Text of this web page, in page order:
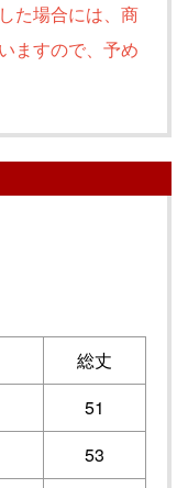
た場合には、商
ますので、予め
総丈
51
53